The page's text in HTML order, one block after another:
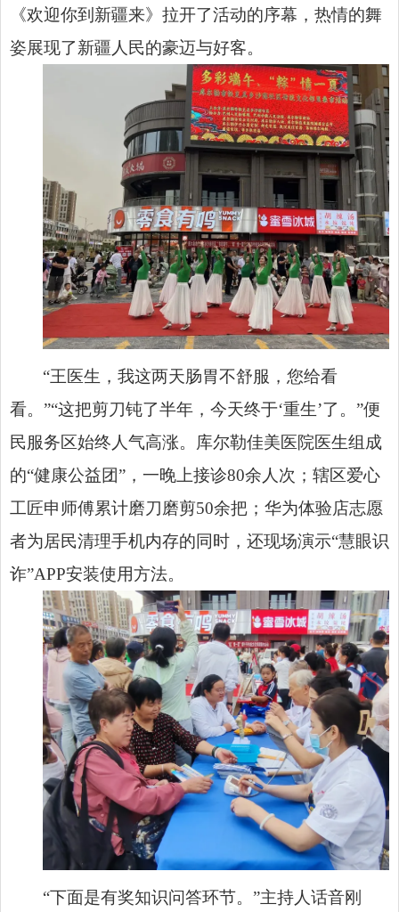
《欢迎你到新疆来》拉开了活动的序幕，热情的舞
姿展现了新疆人民的豪迈与好客。
“王医生，我这两天肠胃不舒服，您给看
看。”“这把剪刀钝了半年，今天终于‘重生’了。”便
民服务区始终人气高涨。库尔勒佳美医院医生组成
的“健康公益团”，一晚上接诊80余人次；辖区爱心
工匠申师傅累计磨刀磨剪50余把；华为体验店志愿
者为居民清理手机内存的同时，还现场演示“慧眼识
诈”APP安装使用方法。
“下面是有奖知识问答环节。”主持人话音刚